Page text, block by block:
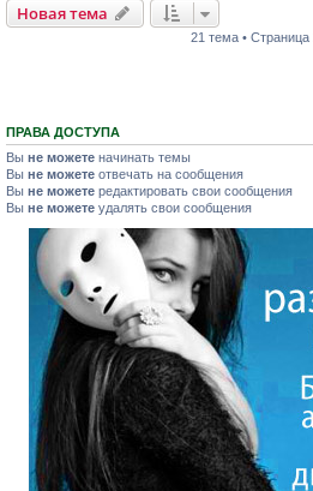
Новая тема
21 тема • Страница
ПРАВА ДОСТУПА
Вы не можете начинать темы
Вы не можете отвечать на сообщения
Вы не можете редактировать свои сообщения
Вы не можете удалять свои сообщения